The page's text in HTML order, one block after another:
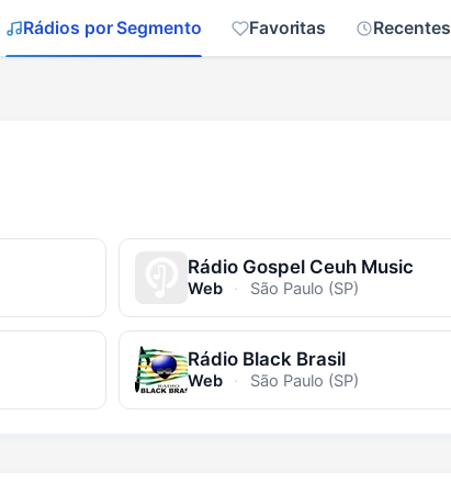
Rádios por Segmento Favoritas Recentes
Rádio Gospel Ceuh Music
Web · São Paulo (SP)
Rádio Black Brasil
Web · São Paulo (SP)